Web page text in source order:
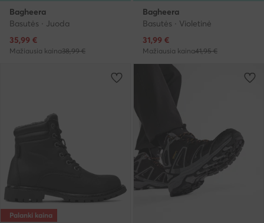
Bagheera
Basutės · Juoda
Dabartinė kaina
35,99 €
Mažiausia kaina38,99 €
Bagheera
Basutės · Violetinė
Dabartinė kaina
31,99 €
Mažiausia kaina41,95 €
Palanki kaina